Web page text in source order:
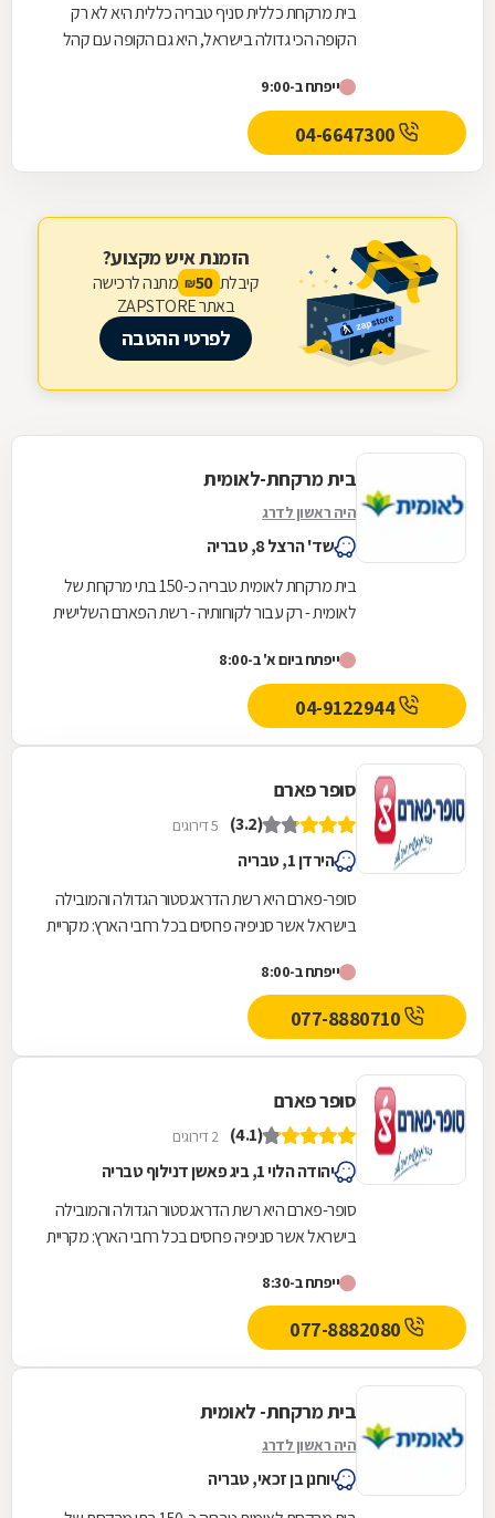
בית מרקחת כללית סניף טבריה כללית היא לא רק
הקופה הכי גדולה בישראל, היא גם הקופה עם קהל
גאים לתת...
ייפתח ב-9:00
04-6647300
הזמנת איש מקצוע?
קיבלת 50
₪ מתנה לרכישה
באתר ZAPSTORE
לפרטי ההטבה
בית מרקחת-לאומית
היה ראשון לדרג
שד' הרצל 8, טבריה
בית מרקחת לאומית טבריה כ-150 בתי מרקחת של
לאומית - רק עבור לקוחותיה - רשת הפארם השלישית
ייפתח ביום א' ב-8:00
04-9122944
סופר פארם
(3.2) 5 דירוגים
הירדן 1, טבריה
סופר-פארם היא רשת הדראגסטור הגדולה והמובילה
בישראל אשר סניפיה פרוסים בכל רחבי הארץ: מקריית
ייפתח ב-8:00
סופר פארם
(4.1) 2 דירוגים
יהודה הלוי 1, ביג פאשן דנילוף טבריה
סופר-פארם היא רשת הדראגסטור הגדולה והמובילה
בישראל אשר סניפיה פרוסים בכל רחבי הארץ: מקריית
ייפתח ב-8:30
בית מרקחת- לאומית
היה ראשון לדרג
יוחנן בן זכאי, טבריה